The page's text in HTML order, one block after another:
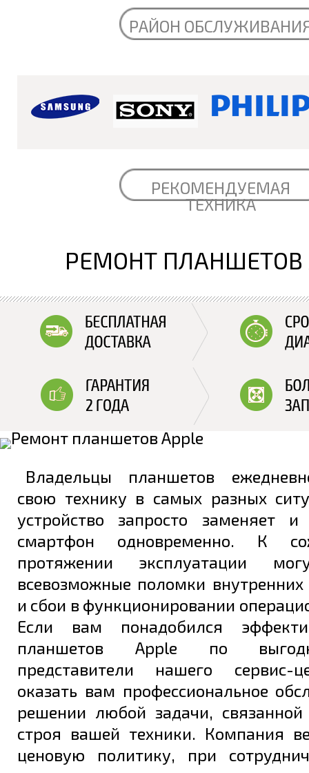
РАЙОН
РЕКОМЕНДУЕМАЯ
ТЕХНИКА
РЕМОНТ ПЛАНШЕТОВ
Владельцы планшетов
свою технику в самых разных
устройство запросто заменяет
смартфон одновременно. К
протяжении эксплуатации
всевозможные поломки
и сбои в функционировании
Если вам понадобился
планшетов Apple по
представители нашего сервис-
оказать вам профессиональное
решении любой задачи,
строя вашей техники. Компания
ценовую политику, при
Задать вопрос